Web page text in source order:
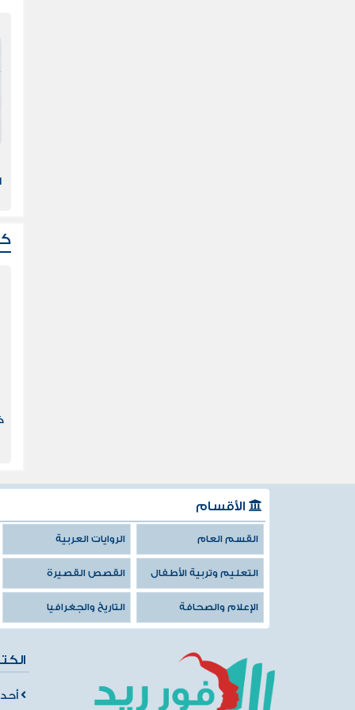
الأقسام
القسم العام الروايات العربية
التعليم وتربية الأطفال القصص القصيرة
الإعلام والصحافة التاريخ والجغرافيا